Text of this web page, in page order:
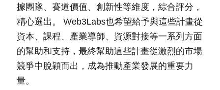
據團隊、賽道價值、創新性等維度，綜合評分，
精心選出。 Web3Labs也希望給予與這些計畫從
資本、課程、產業導師、資源對接等一系列方面
的幫助和支持，最終幫助這些計畫從激烈的市場
競爭中脫穎而出，成為推動產業發展的重要力
量。